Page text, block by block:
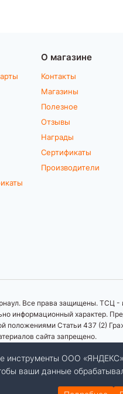
О магазине
Контакты
Магазины
Полезное
Отзывы
Награды
Сертификаты
Производители
Все права защищены. ТСЦ -
информационный характер.
положениями Статьи 437 (2)
сайта запрещено.
инструменты ООО
ваши данные